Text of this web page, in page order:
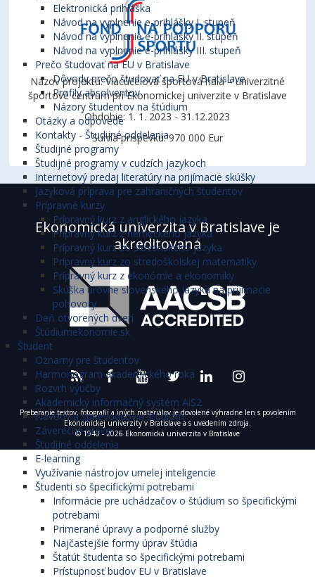
Elektronická prihláška
Návod na vyplnenie e-prihlášky I. stupeň
Návod na vyplnenie e-prihlášky II. stupeň
Návod na vyplnenie e-prihlášky III. stupeň
Prečo študovať na EU v Bratislave
Dôvody prečo študovať na EU v Bratislave
Profily absolventov
Názory študentov na štúdium
Otázky a odpovede
Kontakty - Študijné oddelenia
Študijné programy
Študijné programy v cudzích jazykoch
Internetový predaj literatúry na prijímacie skúšky
Jazyková príprava pre zahraničných študentov
Prípravné kurzy
Prípravný kurz z anglického jazyka
Prípravný kurz z nemeckého jazyka
Prípravný kurz zo slovenského jazyka
Prípravný kurz zo stredoškolskej matematiky
Prípravný kurz z ekonómie a ekonomiky
Skúška úrovne slovenského jazyka na prijímacie
pohovory
Deň otvorených dverí
Štúdiumekonómie.sk
Študent
Oznamy pre študentov
Harmonogram akademického roka
Rozvrh výučby
Akademický informačný systém AiS2
Návody a sprievodcovia štúdiom
Záverečné práce
Študijné oddelenia
E-learning
Využívanie nástrojov umelej inteligencie
Študenti so špecifickými potrebami
Informácie pre uchádzačov o štúdium so špecifickými
potrebami
Primerané úpravy a podporné služby
Najčastejšie formy úprav štúdia
Štatút študenta so špecifickými potrebami
Prístupnosť budov EU v Bratislave
Názov projektu: Viacúčelová športová hala – univerzitné
športové centrum pri Ekonomickej univerzite v Bratislave
Obdobie: 1. 1. 2023 - 31.12.2023
Suma príspevku: 970 000 Eur
Ekonomická univerzita v Bratislave je
akreditovaná
Preberanie textov, fotografií a iných materiálov je dovolené výhradne len s povolením
Ekonomickej univerzity v Bratislave a s uvedením zdroja.
© 1940 - 2026 Ekonomická univerzita v Bratislave